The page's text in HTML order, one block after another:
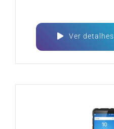
Ver detalhes